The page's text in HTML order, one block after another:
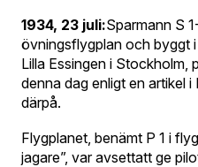
1934, 23 juli:Sparmann S
övningsflygplan och byggt
Lilla Essingen i Stockholm,
denna dag enligt en artikel
därpå.
Flygplanet, benämt P 1 i
jagare”, var avsettatt ge